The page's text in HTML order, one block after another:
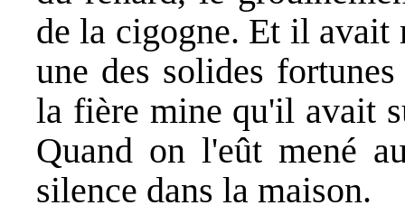
de la cigogne. Et il avait
une des solides
la fière mine qu'il avait
Quand on l'eût mené
silence dans la maison.